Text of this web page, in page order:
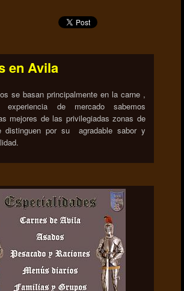
en Avila
se basan principalmente en la carne ,
experiencia de mercado sabemos
mejores de las privilegiadas zonas de
distinguen por su agradable sabor y